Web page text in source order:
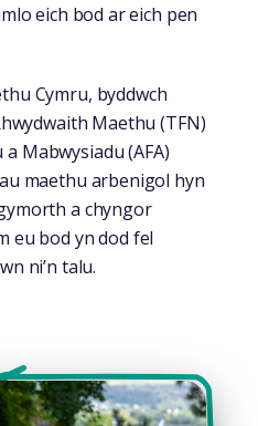
eich bod ar eich pen
Cymru, byddwch
Maethu (TFN)
Mabwysiadu (AFA)
maethu arbenigol hyn
a chyngor
eu bod yn dod fel
ni’n talu.